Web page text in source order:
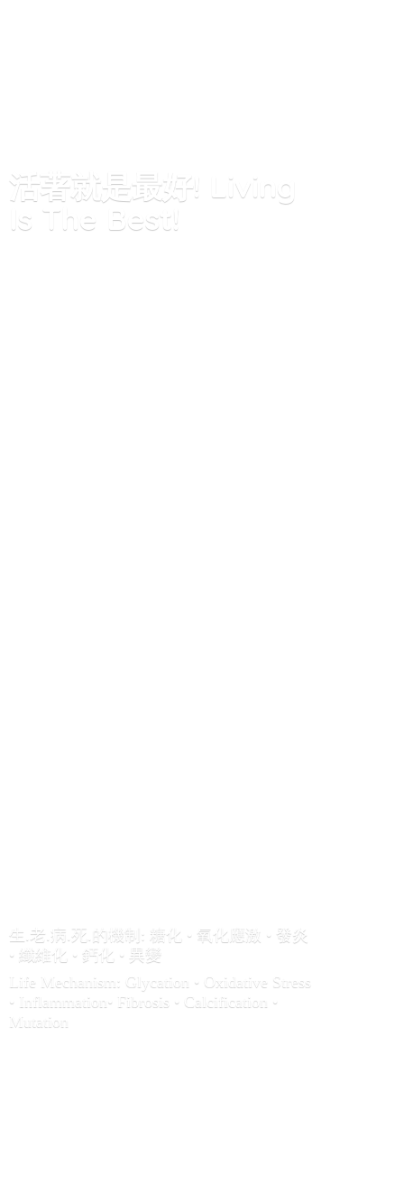
活著就是最好! Living
Is The Best!
生.老.病.死.的機制: 糖化 • 氧化應激 • 發炎
• 纖維化 • 鈣化 • 異變
Life Mechanism: Glycation • Oxidative Stress
• Inflammation• Fibrosis • Calcification •
Mutation